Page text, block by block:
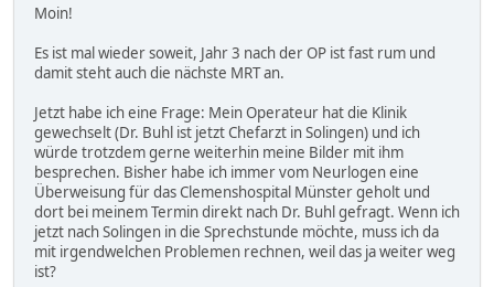
Moin!
Es ist mal wieder soweit, Jahr 3 nach der OP ist fast rum und
damit steht auch die nächste MRT an.
Jetzt habe ich eine Frage: Mein Operateur hat die Klinik
gewechselt (Dr. Buhl ist jetzt Chefarzt in Solingen) und ich
würde trotzdem gerne weiterhin meine Bilder mit ihm
besprechen. Bisher habe ich immer vom Neurlogen eine
Überweisung für das Clemenshospital Münster geholt und
dort bei meinem Termin direkt nach Dr. Buhl gefragt. Wenn ich
jetzt nach Solingen in die Sprechstunde möchte, muss ich da
mit irgendwelchen Problemen rechnen, weil das ja weiter weg
ist?